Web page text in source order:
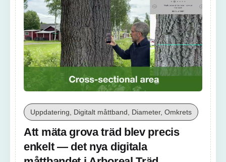
Uppdatering, Digitalt måttband, Diameter, Omkrets
Att mäta grova träd blev precis
enkelt — det nya digitala